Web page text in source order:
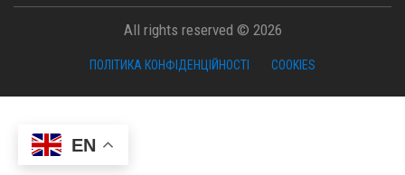
EN
All rights reserved © 2026
ПОЛІТИКА КОНФІДЕНЦІЙНОСТІ COOKIES